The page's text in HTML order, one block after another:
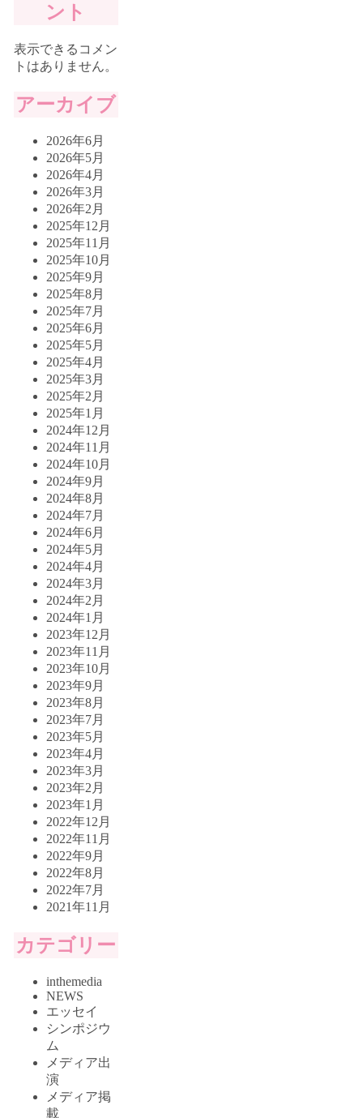
ント
表示できるコメン
トはありません。
アーカイブ
2026年6月
2026年5月
2026年4月
2026年3月
2026年2月
2025年12月
2025年11月
2025年10月
2025年9月
2025年8月
2025年7月
2025年6月
2025年5月
2025年4月
2025年3月
2025年2月
2025年1月
2024年12月
2024年11月
2024年10月
2024年9月
2024年8月
2024年7月
2024年6月
2024年5月
2024年4月
2024年3月
2024年2月
2024年1月
2023年12月
2023年11月
2023年10月
2023年9月
2023年8月
2023年7月
2023年5月
2023年4月
2023年3月
2023年2月
2023年1月
2022年12月
2022年11月
2022年9月
2022年8月
2022年7月
2021年11月
カテゴリー
inthemedia
NEWS
エッセイ
シンポジウ
ム
メディア出
演
メディア掲
載